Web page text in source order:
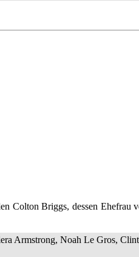
Colton Briggs, dessen Ehefrau
Armstrong, Noah Le Gros,